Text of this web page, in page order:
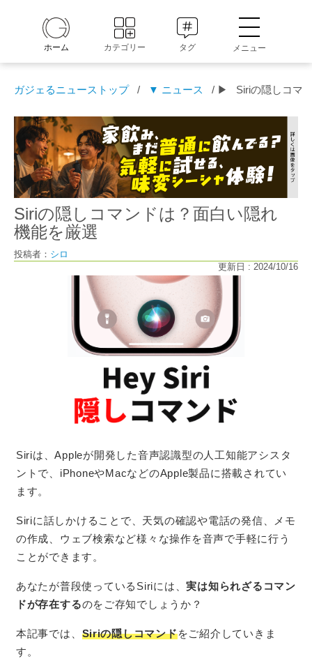
ホーム カテゴリー タグ メニュー
ガジェるニューストップ / ▼ ニュース / ▶ Siriの隠しコマ
Siriの隠しコマンドは？面白い隠れ
機能を厳選
投稿者： シロ
更新日 : 2024/10/16
Siriは、Appleが開発した音声認識型の人工知能アシスタ
ントで、iPhoneやMacなどのApple製品に搭載されてい
ます。
Siriに話しかけることで、天気の確認や電話の発信、メモ
の作成、ウェブ検索など様々な操作を音声で手軽に行う
ことができます。
あなたが普段使っているSiriには、実は知られざるコマン
ドが存在するのをご存知でしょうか？
本記事では、 Siriの隠しコマンドをご紹介していきま
す。